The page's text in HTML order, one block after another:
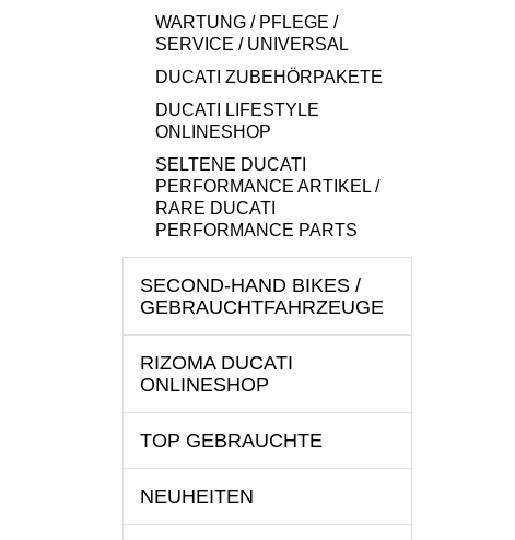
WARTUNG / PFLEGE /
SERVICE / UNIVERSAL
DUCATI ZUBEHÖRPAKETE
DUCATI LIFESTYLE
ONLINESHOP
SELTENE DUCATI
PERFORMANCE ARTIKEL /
RARE DUCATI
PERFORMANCE PARTS
SECOND-HAND BIKES /
GEBRAUCHTFAHRZEUGE
RIZOMA DUCATI
ONLINESHOP
TOP GEBRAUCHTE
NEUHEITEN